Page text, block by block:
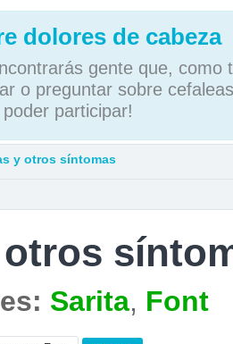
dolores de cabeza
gente que, como
o preguntar sobre
participar!
y otros síntomas
Sarita, Font